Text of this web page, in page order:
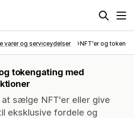
varer og serviceydelser NFT'er og
tokengating med
at sælge NFT'er eller give
eksklusive fordele og